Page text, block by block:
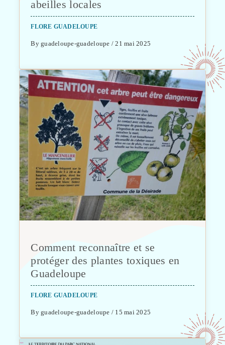
abeilles locales
FLORE GUADELOUPE
By guadeloupe-guadeloupe / 21 mai 2025
Comment reconnaître et se
protéger des plantes toxiques en
Guadeloupe
FLORE GUADELOUPE
By guadeloupe-guadeloupe / 15 mai 2025